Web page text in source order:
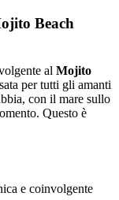
Beach
al Mojito
per tutti gli amanti
con il mare sullo
Questo è
e coinvolgente